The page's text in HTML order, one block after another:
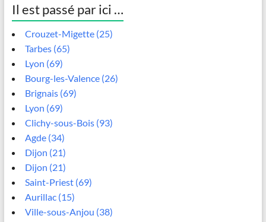
Il est passé par ici …
Crouzet-Migette (25)
Tarbes (65)
Lyon (69)
Bourg-les-Valence (26)
Brignais (69)
Lyon (69)
Clichy-sous-Bois (93)
Agde (34)
Dijon (21)
Dijon (21)
Saint-Priest (69)
Aurillac (15)
Ville-sous-Anjou (38)